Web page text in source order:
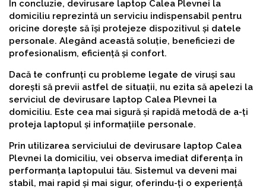
În concluzie, devirusare laptop Calea Plevnei la
domiciliu reprezintă un serviciu indispensabil pentru
oricine dorește să își protejeze dispozitivul și datele
personale. Alegând această soluție, beneficiezi de
profesionalism, eficiență și confort.
Dacă te confrunți cu probleme legate de viruși sau
dorești să previi astfel de situații, nu ezita să apelezi la
serviciul de devirusare laptop Calea Plevnei la
domiciliu. Este cea mai sigură și rapidă metodă de a-ți
proteja laptopul și informațiile personale.
Prin utilizarea serviciului de devirusare laptop Calea
Plevnei la domiciliu, vei observa imediat diferența în
performanța laptopului tău. Sistemul va deveni mai
stabil, mai rapid și mai sigur, oferindu-ți o experiență